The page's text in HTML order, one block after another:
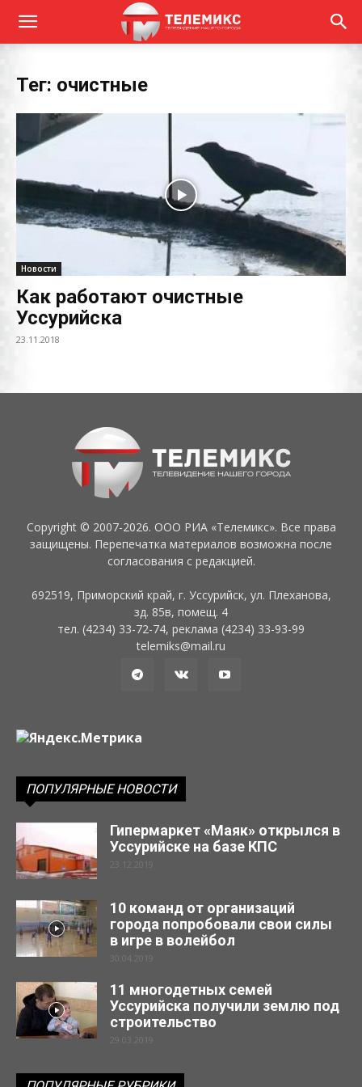
Тег: очистные
Новости
Как работают очистные
Уссурийска
23.11.2018
Copyright © 2007-2026. ООО РИА «Телемикс». Все права
защищены. Перепечатка материалов возможна после
согласования с редакцией.
692519, Приморский край, г. Уссурийск, ул. Плеханова,
зд. 85в, помещ. 4
тел. (4234) 33-72-74, реклама (4234) 33-93-99
telemiks@mail.ru
ПОПУЛЯРНЫЕ НОВОСТИ
Гипермаркет «Маяк» открылся в
Уссурийске на базе КПС
23.12.2019
10 команд от организаций
города попробовали свои силы
в игре в волейбол
30.04.2019
11 многодетных семей
Уссурийска получили землю под
строительство
29.03.2019